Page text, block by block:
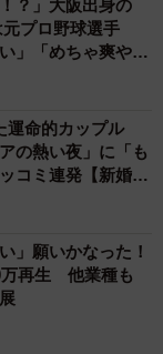
？」大阪出身の
プロ野球選手
」「めちゃ爽や
運命的カップル
の熱い夜」に「も
コミ連発【新婚さ
」願いかなった！
万再生 他業種も